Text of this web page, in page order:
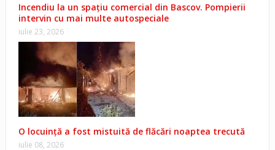
Incendiu la un spațiu comercial din Bascov. Pompierii
intervin cu mai multe autospeciale
iulie 23, 2026
O locuință a fost mistuită de flăcări noaptea trecută
iulie 08, 2026